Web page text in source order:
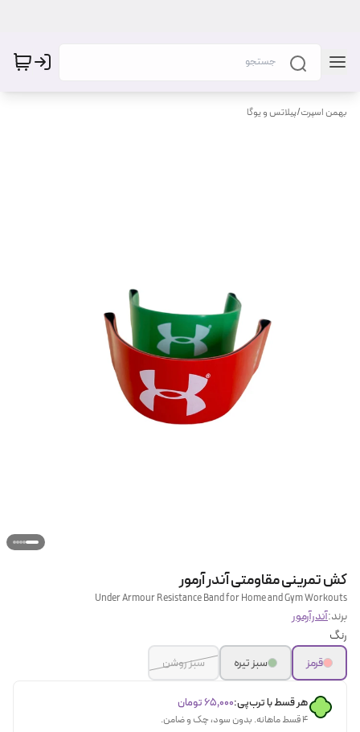
بهمن اسپرت/پیلاتس و یوگا
کش تمرینی مقاومتی آندر آرمور
Under Armour Resistance Band for Home and Gym Workouts
برند:آندرآرمور
رنگ
قرمز
سبز تیره سبز روشن
هر قسط با ترب‌پی:۶۵٬۰۰۰تومان
۴ قسط ماهانه. بدون سود، چک و ضامن.